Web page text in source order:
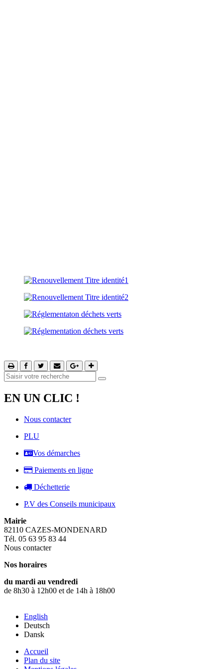
EN UN CLIC !
Nous contacter
PLU
Vos démarches
Paiements en ligne
Déchetterie
P.V des Conseils municipaux
Mairie
82110 CAZES-MONDENARD
Tél. 05 63 95 83 44
Nous contacter
Nos horaires
du mardi au vendredi
de 8h30 à 12h00 et de 14h à 18h00
English
Deutsch
Dansk
Accueil
Plan du site